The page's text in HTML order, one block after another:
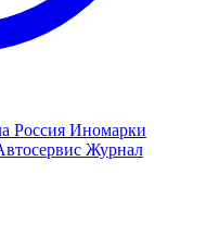
Россия Иномарки
Журнал